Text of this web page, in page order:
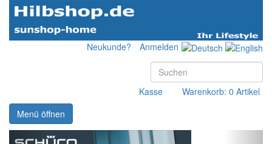
Neukunde? Anmelden
Kasse
Warenkorb: 0 Artikel
Menü öffnen